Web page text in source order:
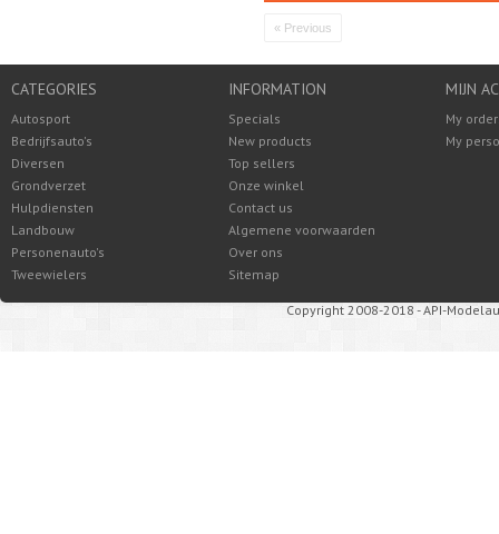
« Previous
CATEGORIES
Autosport
Bedrijfsauto's
Diversen
Grondverzet
Hulpdiensten
Landbouw
Personenauto's
Tweewielers
INFORMATION
Specials
New products
Top sellers
Onze winkel
Contact us
Algemene voorwaarden
Over ons
Sitemap
MIJN
My
My
Copyright 2008-2018 - API-